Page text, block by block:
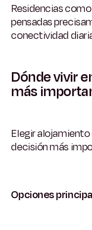
Residencias como
pensadas
conectividad
Dónde vivir
más
Elegir
decisión más
Opciones